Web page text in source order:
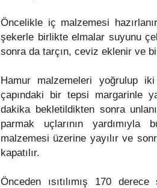
Öncelikle iç malzemesi
şekerle birlikte elmalar suyunu
sonra da tarçın, ceviz eklenir ve
Hamur malzemeleri yoğrulup
çapındaki bir tepsi margarinle
dakika bekletildikten sonra
parmak uçlarının
malzemesi üzerine yayılır ve
kapatılır.
Önceden ısıtılımış 170 derece